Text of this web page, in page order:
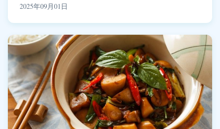
2025年09月01日